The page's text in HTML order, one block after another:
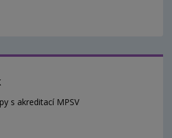
s akreditací MPSV